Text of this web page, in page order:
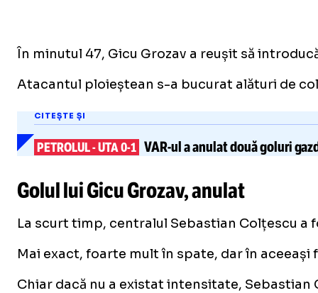
În minutul 47, Gicu Grozav a reușit să
Atacantul ploieștean s-a bucurat alături de
CITEȘTE ȘI
PETROLUL-UTA 0-1 VAR-ula anulatdouă goluri
Golul lui Gicu Grozav, anulat
La scurt timp, centralul Sebastian Colțescu a
Mai exact, foarte mult în spate, dar în
Chiar dacă nu a existat intensitate,